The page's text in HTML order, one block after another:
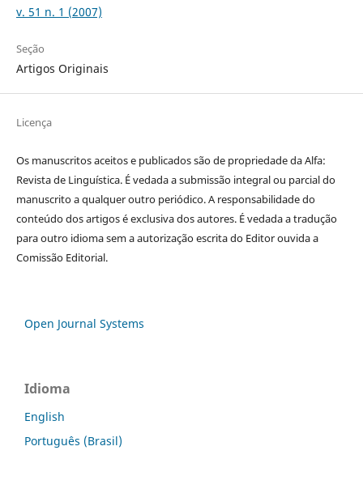
v. 51 n. 1 (2007)
Seção
Artigos Originais
Licença
Os manuscritos aceitos e publicados são de propriedade da Alfa:
Revista de Linguística. É vedada a submissão integral ou parcial do
manuscrito a qualquer outro periódico. A responsabilidade do
conteúdo dos artigos é exclusiva dos autores. É vedada a tradução
para outro idioma sem a autorização escrita do Editor ouvida a
Comissão Editorial.
Open Journal Systems
Idioma
English
Português (Brasil)